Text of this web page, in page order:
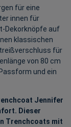
für eine
innen für
Dekorknöpfe auf
klassischen
für
von 80 cm
und ein
Jennifer
Dieser
Trenchcoats mit